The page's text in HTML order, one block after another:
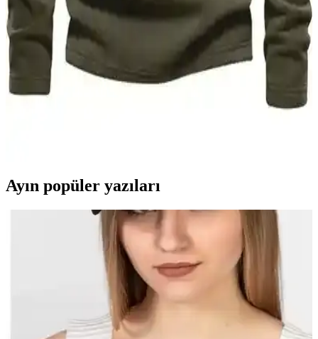
Valentino erkek montları, yüksek kalite ve şık tasarımlarıyla tarz
sahibi erkeklerin gardırobunda vazgeçilmez olur. Modern modeller
ve dayanıklı malzemeleriyle her mevsime uygun seçenekler sunar.
Ghassy Co. Erkek Polar Ürünleri Karşılaştırması:
Kalite, Tasarım ve Kullanım Özellikleri
İki Ghassy Co. erkek polar ürününün malzeme, tasarım ve kullanım
Ayın popüler yazıları